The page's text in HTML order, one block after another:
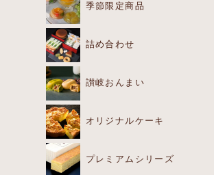
季節限定商品
詰め合わせ
讃岐おんまい
オリジナルケーキ
プレミアムシリーズ